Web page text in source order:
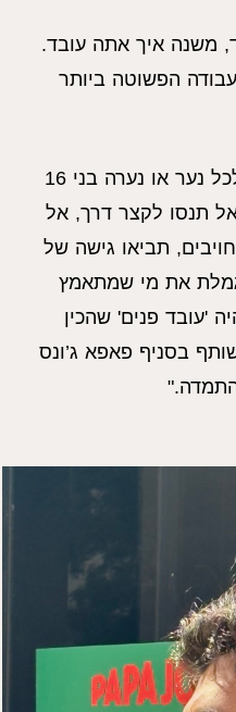
משנה איך אתה עובד.
הפשוטה ביותר
זה גם מה שאני אומר היום לכל נער או נערה בני 16
תנסו לקצר דרך, אל
תביאו גישה של
את מי שמתאמץ
'עובד פנים' שהכין
בסניף פאפא ג’ונס